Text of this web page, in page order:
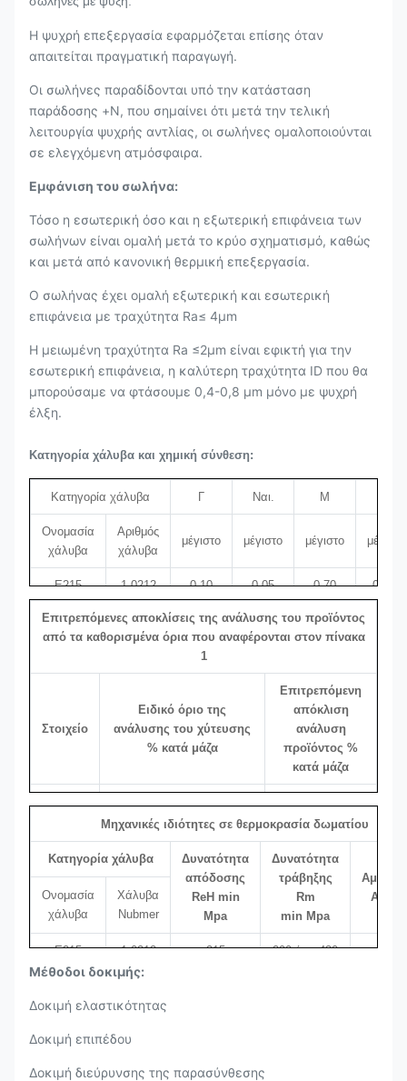
Η ψυχρή επεξεργασία εφαρμόζεται επίσης όταν
απαιτείται πραγματική παραγωγή.
Οι σωλήνες παραδίδονται υπό την κατάσταση
παράδοσης +N, που σημαίνει ότι μετά την τελική
λειτουργία ψυχρής αντλίας, οι σωλήνες ομαλοποιούνται
σε ελεγχόμενη ατμόσφαιρα.
Εμφάνιση του σωλήνα:
Τόσο η εσωτερική όσο και η εξωτερική επιφάνεια των
σωλήνων είναι ομαλή μετά το κρύο σχηματισμό, καθώς
και μετά από κανονική θερμική επεξεργασία.
Ο σωλήνας έχει ομαλή εξωτερική και εσωτερική
επιφάνεια με τραχύτητα Ra≤ 4μm
Η μειωμένη τραχύτητα Ra ≤2μm είναι εφικτή για την
εσωτερική επιφάνεια, η καλύτερη τραχύτητα ID που θα
μπορούσαμε να φτάσουμε 0,4-0,8 μm μόνο με ψυχρή
έλξη.
Κατηγορία χάλυβα και χημική σύνθεση:
Κατηγορία χάλυβα Γ Ναι. Μ
Ονομασία
χάλυβα
Αριθμός
χάλυβα
μέγιστο μέγιστο μέγιστο μέγιστο
Ε215 1.0212 0.10 0.05 0.70 0.025
Ε-235 1.0308 0.17 0.35 1.20
0.22
Επιτρεπόμενες αποκλίσεις της ανάλυσης του προϊόντος
από τα καθορισμένα όρια που αναφέρονται στον πίνακα
1
Στοιχείο
Ειδικό όριο της
ανάλυσης του χύτευσης
% κατά μάζα
Επιτρεπόμενη
απόκλιση
ανάλυση
προϊόντος %
κατά μάζα
+0.1
Π ≤0.025 +0.005
Αλ
Μηχανικές ιδιότητες σε θερμοκρασία δωματίου
Κατηγορία χάλυβα
Δυνατότητα
απόδοσης
ReH min
Mpa
Δυνατότητα
τράβηξης
Rm
min Mpa
A min
Ονομασία
χάλυβα
Χάλυβα
Nubmer
Ε215 1.0212 215 290 έως 430
Μέθοδοι δοκιμής:
Δοκιμή ελαστικότητας
Δοκιμή επιπέδου
Δοκιμή διεύρυνσης της παρασύνθεσης